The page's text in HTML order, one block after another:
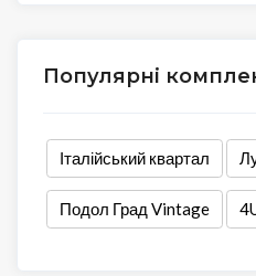
Популярні
Італійський квартал
Подол Град Vintage